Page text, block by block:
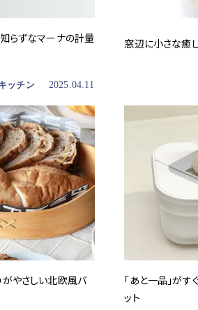
知らずなマーナの計量
ッチン 2025.04.11
窓辺に小さな癒
がやさしい北欧風バ
「あと一品」が
ット